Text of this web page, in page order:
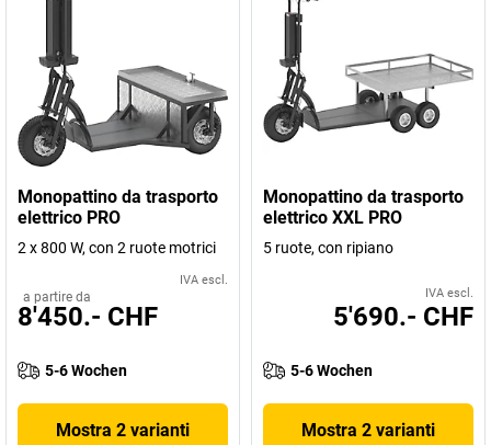
Monopattino da trasporto
elettrico PRO
2 x 800 W, con 2 ruote motrici
IVA escl.
a partire da
8'450.- CHF
5-6 Wochen
Mostra 2 varianti
Monopattino da trasporto
elettrico XXL PRO
5 ruote, con ripiano
IVA escl.
5'690.- CHF
5-6 Wochen
Mostra 2 varianti